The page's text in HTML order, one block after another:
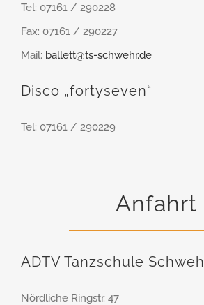
Tel: 07161 / 290228
Fax: 07161 / 290227
Mail: ballett@ts-schwehr.de
Disco „fortyseven“
Tel: 07161 / 290229
Anfahrt
ADTV Tanzschule
Nördliche Ringstr. 47